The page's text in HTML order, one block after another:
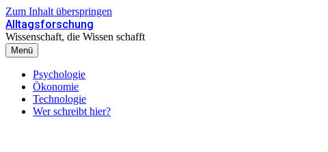
Zum Inhalt überspringen
Alltagsforschung
Wissenschaft, die Wissen schafft
Menü
Psychologie
Ökonomie
Technologie
Wer schreibt hier?